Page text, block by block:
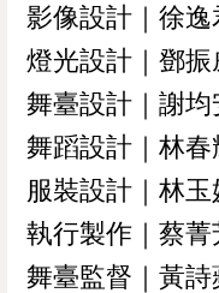
影像設計｜徐逸
燈光設計｜鄧振
舞臺設計｜謝均
舞蹈設計｜林春
服裝設計｜林玉
執行製作｜蔡菁
舞臺監督｜黃詩